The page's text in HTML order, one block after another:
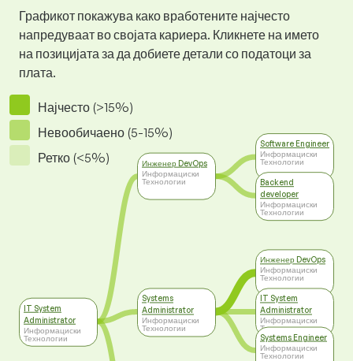
Графикот покажува како вработените најчесто
напредуваат во својата кариера. Кликнете на името
на позицијата за да добиете детали со податоци за
плата.
Најчесто (>15%)
Невообичаено (5-15%)
Ретко (<5%)
IT System
Administrator
Информациски
Технологии
Инженер DevOps
Информациски
Технологии
Systems
Administrator
Информациски
Технологии
Software Engineer
Информациски
Технологии
Backend
developer
Информациски
Технологии
Инженер DevOps
Информациски
Технологии
IT System
Administrator
Информациски
Технологии
Systems Engineer
Информациски
Технологии